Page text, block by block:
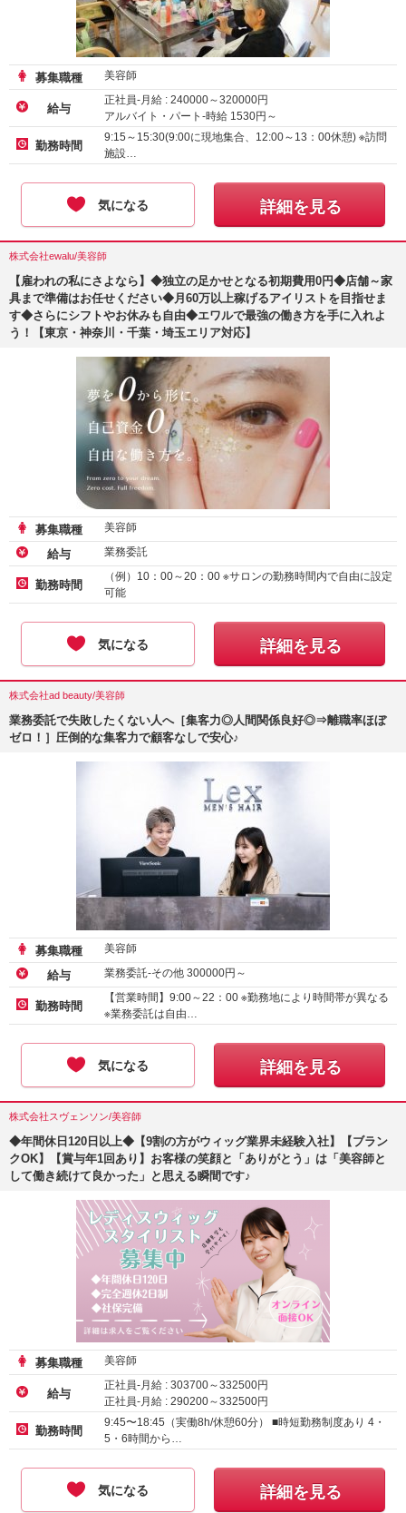
募集職種 美容師
給与
正社員-月給 : 240000～320000円
アルバイト・パート-時給 1530円～
アルバイト・パート-時給 :1226 ～1600円
勤務時間
9:15～15:30(9:00に現地集合、12:00～13：00休憩) ※訪問
施設…
気になる 詳細を見る
株式会社ewalu/美容師
【雇われの私にさよなら】◆独立の足かせとなる初期費用0円◆店舗～家
具まで準備はお任せください◆月60万以上稼げるアイリストを目指せま
す◆さらにシフトやお休みも自由◆エワルで最強の働き方を手に入れよ
う！【東京・神奈川・千葉・埼玉エリア対応】
募集職種 美容師
給与 業務委託
勤務時間
（例）10：00～20：00 ※サロンの勤務時間内で自由に設定
可能
気になる 詳細を見る
株式会社ad beauty/美容師
業務委託で失敗したくない人へ［集客力◎人間関係良好◎⇒離職率ほぼ
ゼロ！］圧倒的な集客力で顧客なしで安心♪
募集職種 美容師
給与 業務委託-その他 300000円～
勤務時間
【営業時間】9:00～22：00 ※勤務地により時間帯が異なる
※業務委託は自由…
気になる 詳細を見る
株式会社スヴェンソン/美容師
◆年間休日120日以上◆【9割の方がウィッグ業界未経験入社】【ブラン
クOK】【賞与年1回あり】お客様の笑顔と「ありがとう」は「美容師と
して働き続けて良かった」と思える瞬間です♪
募集職種 美容師
給与
正社員-月給 : 303700～332500円
正社員-月給 : 290200～332500円
正社員-月給 :
285200～332500 円
勤務時間
9:45〜18:45（実働8h/休憩60分） ■時短勤務制度あり 4・
5・6時間から…
気になる 詳細を見る